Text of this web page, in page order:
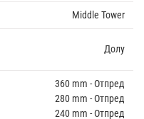
Middle Tower
Долу
360 mm - Отпред
280 mm - Отпред
240 mm - Отпред